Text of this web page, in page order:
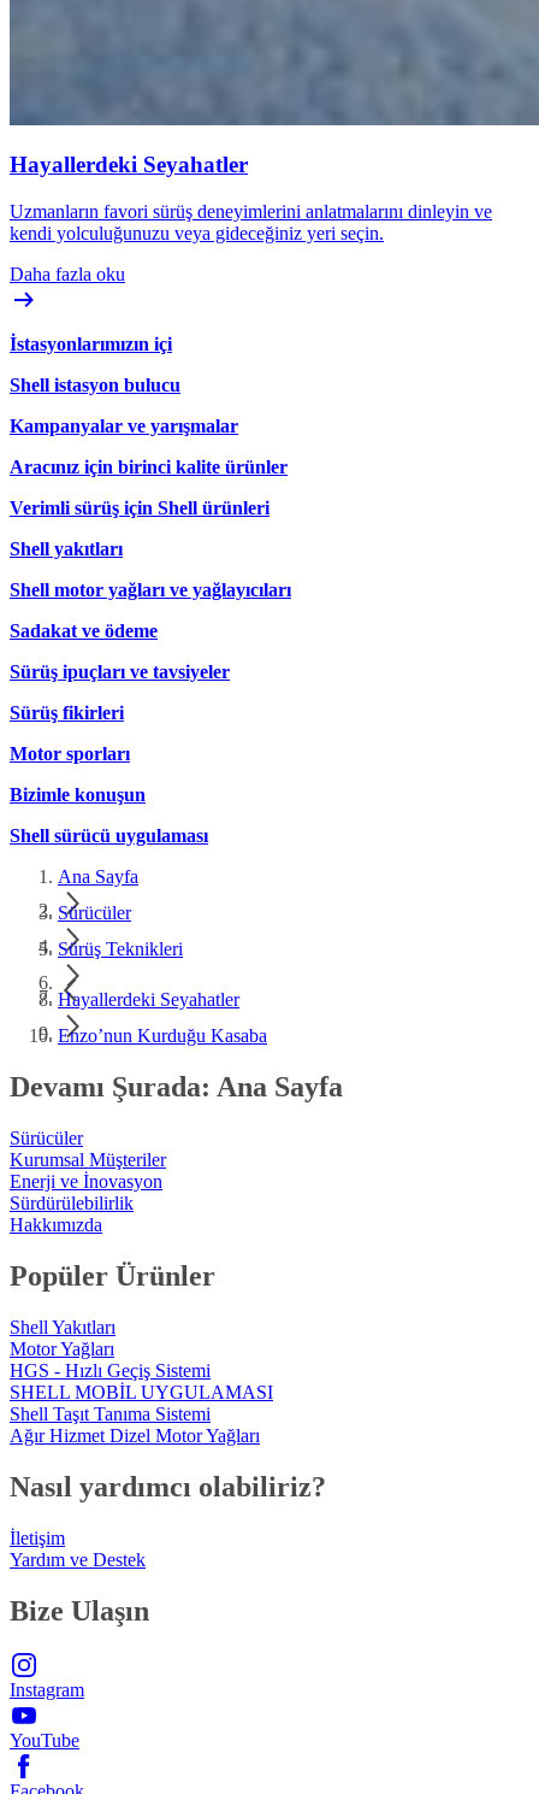
Hayallerdeki Seyahatler
Uzmanların favori sürüş deneyimlerini anlatmalarını dinleyin ve
kendi yolculuğunuzu veya gideceğiniz yeri seçin.
Daha fazla oku
İstasyonlarımızın içi
Shell istasyon bulucu
Kampanyalar ve yarışmalar
Aracınız için birinci kalite ürünler
Verimli sürüş için Shell ürünleri
Shell yakıtları
Shell motor yağları ve yağlayıcıları
Sadakat ve ödeme
Sürüş ipuçları ve tavsiyeler
Sürüş fikirleri
Motor sporları
Bizimle konuşun
Shell sürücü uygulaması
Ana Sayfa
Sürücüler
Sürüş Teknikleri
Hayallerdeki Seyahatler
Enzo’nun Kurduğu Kasaba
Devamı Şurada: Ana Sayfa
Sürücüler
Kurumsal Müşteriler
Enerji ve İnovasyon
Sürdürülebilirlik
Hakkımızda
Popüler Ürünler
Shell Yakıtları
Motor Yağları
HGS - Hızlı Geçiş Sistemi
SHELL MOBİL UYGULAMASI
Shell Taşıt Tanıma Sistemi
Ağır Hizmet Dizel Motor Yağları
Nasıl yardımcı olabiliriz?
İletişim
Yardım ve Destek
Bize Ulaşın
Instagram
YouTube